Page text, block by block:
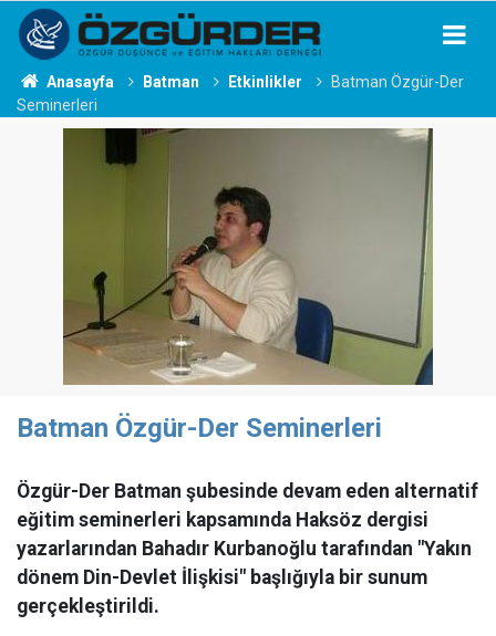
Anasayfa Batman Etkinlikler
Batman Özgür-Der
Seminerleri
Batman Özgür-Der Seminerleri
Özgür-Der Batman şubesinde devam eden alternatif
eğitim seminerleri kapsamında Haksöz dergisi
yazarlarından Bahadır Kurbanoğlu tarafından "Yakın
dönem Din-Devlet İlişkisi" başlığıyla bir sunum
gerçekleştirildi.